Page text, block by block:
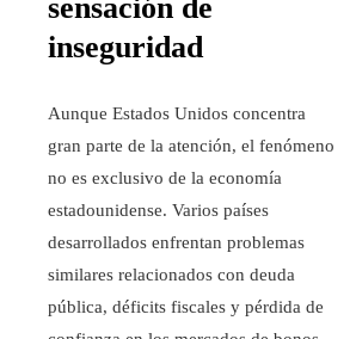
sensación de
inseguridad
Aunque Estados Unidos concentra
gran parte de la atención, el fenómeno
no es exclusivo de la economía
estadounidense. Varios países
desarrollados enfrentan problemas
similares relacionados con deuda
pública, déficits fiscales y pérdida de